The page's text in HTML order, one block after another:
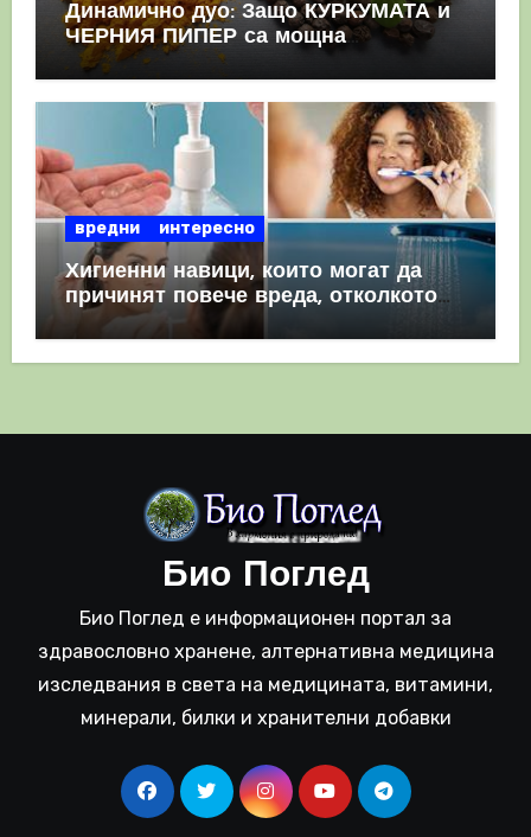
Динамично дуо: Защо КУРКУМАТА и
ЧЕРНИЯ ПИПЕР са мощна
комбинация
вредни интересно
Хигиенни навици, които могат да
причинят повече вреда, отколкото
полза
Био Поглед
Био Поглед е информационен портал за
здравословно хранене, алтернативна медицина
изследвания в света на медицината, витамини,
минерали, билки и хранителни добавки